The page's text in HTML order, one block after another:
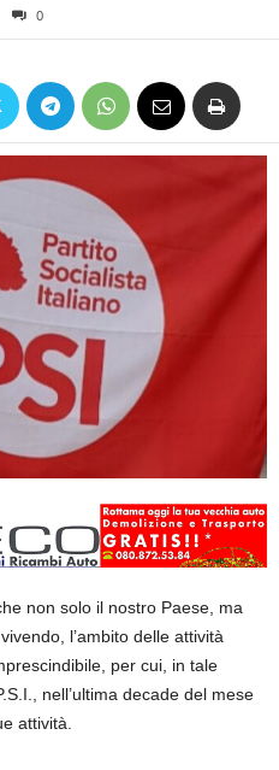
0
non solo il nostro Paese, ma
l’ambito delle attività
per cui, in tale
nell’ultima decade del mese
attività.